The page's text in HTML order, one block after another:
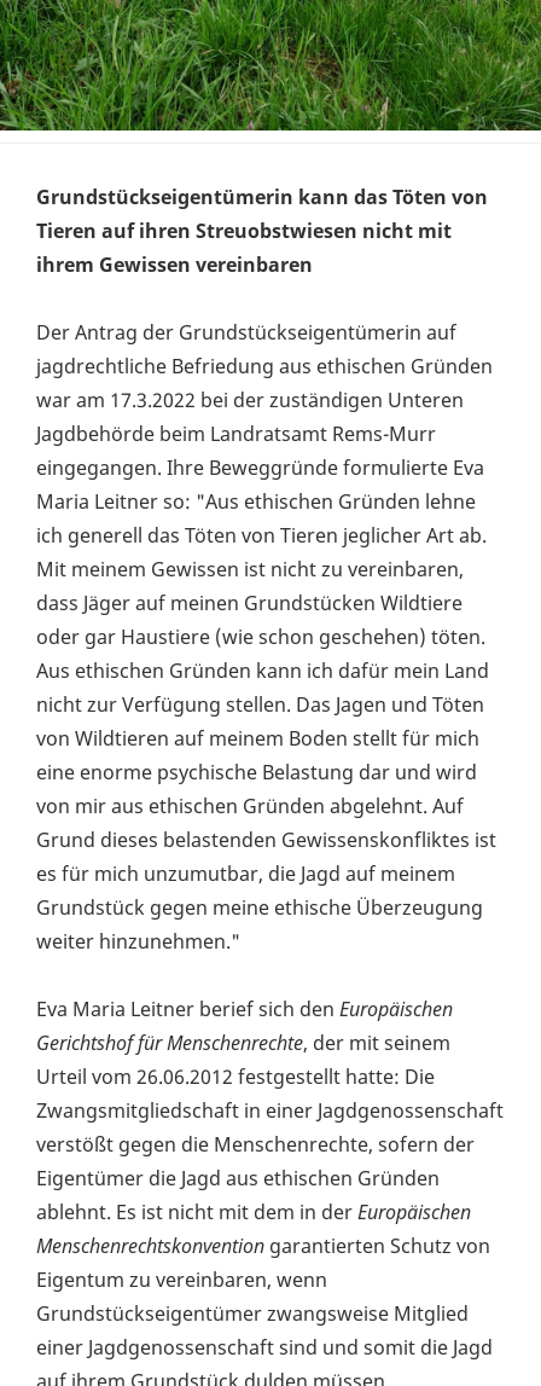
Grundstückseigentümerin kann das Töten von
Tieren auf ihren Streuobstwiesen nicht mit
ihrem Gewissen vereinbaren
Der Antrag der Grundstückseigentümerin auf
jagdrechtliche Befriedung aus ethischen Gründen
war am 17.3.2022 bei der zuständigen Unteren
Jagdbehörde beim Landratsamt Rems-Murr
eingegangen. Ihre Beweggründe formulierte Eva
Maria Leitner so: "Aus ethischen Gründen lehne
ich generell das Töten von Tieren jeglicher Art ab.
Mit meinem Gewissen ist nicht zu vereinbaren,
dass Jäger auf meinen Grundstücken Wildtiere
oder gar Haustiere (wie schon geschehen) töten.
Aus ethischen Gründen kann ich dafür mein Land
nicht zur Verfügung stellen. Das Jagen und Töten
von Wildtieren auf meinem Boden stellt für mich
eine enorme psychische Belastung dar und wird
von mir aus ethischen Gründen abgelehnt. Auf
Grund dieses belastenden Gewissenskonfliktes ist
es für mich unzumutbar, die Jagd auf meinem
Grundstück gegen meine ethische Überzeugung
weiter hinzunehmen."
Eva Maria Leitner berief sich den Europäischen
Gerichtshof für Menschenrechte, der mit seinem
Urteil vom 26.06.2012 festgestellt hatte: Die
Zwangsmitgliedschaft in einer Jagdgenossenschaft
verstößt gegen die Menschenrechte, sofern der
Eigentümer die Jagd aus ethischen Gründen
ablehnt. Es ist nicht mit dem in derEuropäischen
Menschenrechtskonvention garantierten Schutz von
Eigentum zu vereinbaren, wenn
Grundstückseigentümer zwangsweise Mitglied
einer Jagdgenossenschaft sind und somit die Jagd